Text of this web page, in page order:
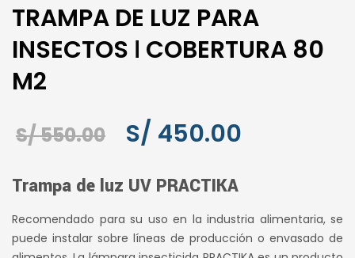
TRAMPA DE LUZ PARA
INSECTOS ǀ COBERTURA 80
M2
S/550.00
El
original
era:
S/ 450.00
es:
Trampa de luz UV PRACTIKA
Recomendado para su uso en la industria alimentaria, se
puede instalar sobre líneas de producción o envasado de